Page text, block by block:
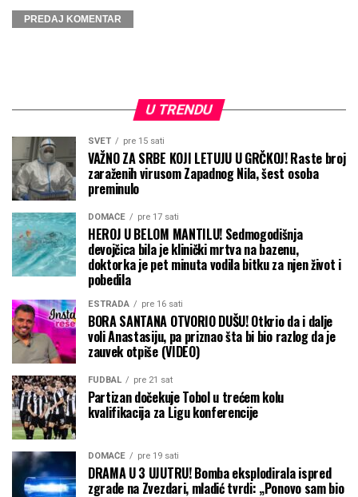
U TRENDU
SVET pre 15 sati
VAŽNO ZA SRBE KOJI LETUJU U GRČKOJ! Raste broj
zaraženih virusom Zapadnog Nila, šest osoba
preminulo
DOMAĆE pre 17 sati
HEROJ U BELOM MANTILU! Sedmogodišnja
devojčica bila je klinički mrtva na bazenu,
doktorka je pet minuta vodila bitku za njen život i
pobedila
ESTRADA pre 16 sati
BORA SANTANA OTVORIO DUŠU! Otkrio da i dalje
voli Anastasiju, pa priznao šta bi bio razlog da je
zauvek otpiše (VIDEO)
FUDBAL pre 21 sat
Partizan dočekuje Tobol u trećem kolu
kvalifikacija za Ligu konferencije
DOMAĆE pre 19 sati
DRAMA U 3 UJUTRU! Bomba eksplodirala ispred
zgrade na Zvezdari, mladić tvrdi: „Ponovo sam bio